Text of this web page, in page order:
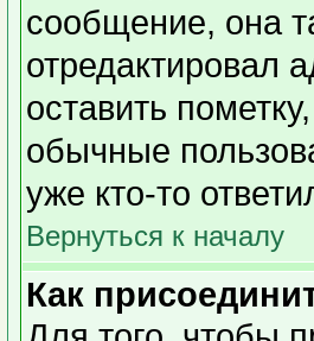
сообщение, она
отредактировал
оставить
обычные
уже кто-то
Вернуться к началу
Как